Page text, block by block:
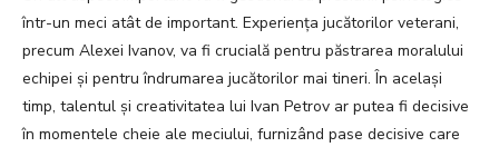
într-un meci atât de important. Experiența jucătorilor veterani,
precum Alexei Ivanov, va fi crucială pentru păstrarea moralului
echipei și pentru îndrumarea jucătorilor mai tineri. În același
timp, talentul și creativitatea lui Ivan Petrov ar putea fi decisive
în momentele cheie ale meciului, furnizând pase decisive care